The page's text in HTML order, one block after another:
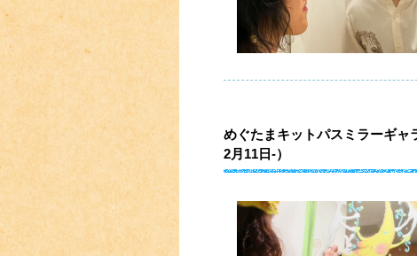
めぐたまキットパスミラーギ
2月11日-）